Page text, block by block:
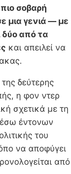
σοβαρή
μια γενιά ― με
δύο από τα
και απειλεί να
δεύτερης
η φον ντερ
σχετικά με τη
έντονων
του
να αποφύγει
από